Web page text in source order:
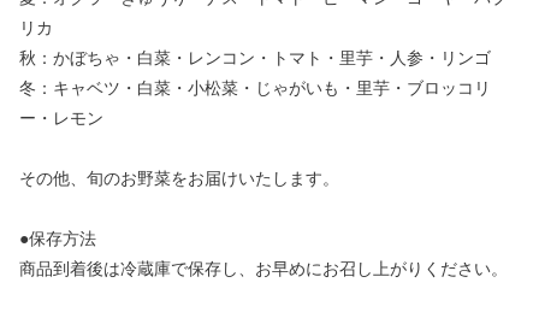
リカ
秋：かぼちゃ・白菜・レンコン・トマト・里芋・人参・リンゴ
冬：キャベツ・白菜・小松菜・じゃがいも・里芋・ブロッコリ
ー・レモン
その他、旬のお野菜をお届けいたします。
●保存方法
商品到着後は冷蔵庫で保存し、お早めにお召し上がりください。